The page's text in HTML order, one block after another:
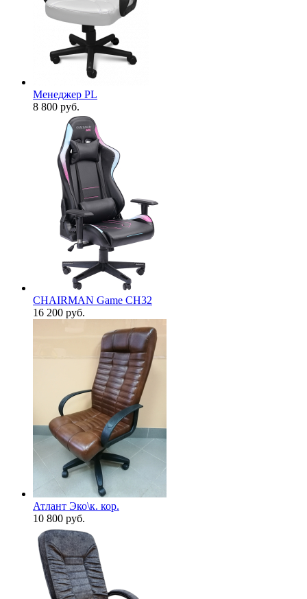
Менеджер PL
8 800 руб.
CHAIRMAN Game CH32
16 200 руб.
Атлант Эко\к. кор.
10 800 руб.